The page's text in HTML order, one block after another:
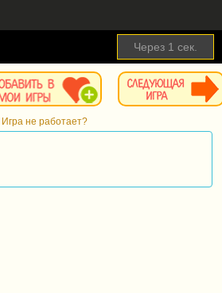
Через 1 сек.
Игра не работает?